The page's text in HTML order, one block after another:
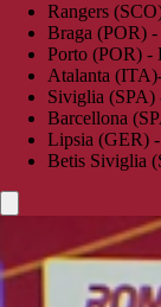
Rangers
Braga (POR)
Porto (POR) -
Atalanta
Siviglia (SPA)
Barcellona
Lipsia (GER)
Betis Siviglia